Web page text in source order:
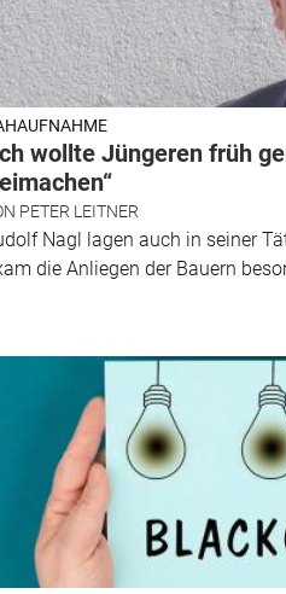
wollte Jüngeren früh
PETER LEITNER
Nagl lagen auch in seiner
die Anliegen der Bauern